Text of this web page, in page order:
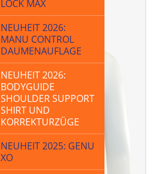
LOCK MAX
NEUHEIT 2026:
MANU CONTROL
DAUMENAUFLAGE
NEUHEIT 2026:
BODYGUIDE
SHOULDER SUPPORT
SHIRT UND
KORREKTURZÜGE
NEUHEIT 2025: GENU
XO